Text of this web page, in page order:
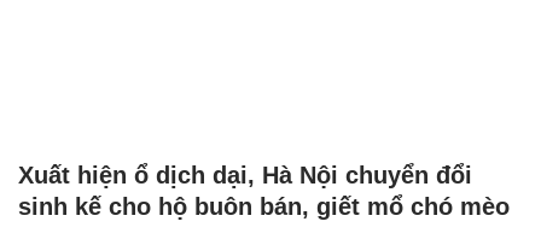
Xuất hiện ổ dịch dại, Hà Nội chuyển đổi
sinh kế cho hộ buôn bán, giết mổ chó mèo